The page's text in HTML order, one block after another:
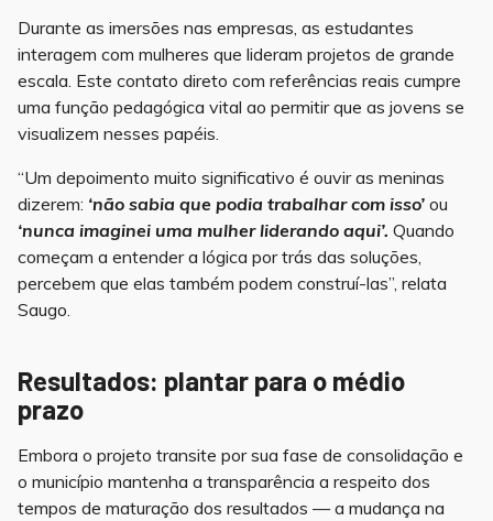
Durante as imersões nas empresas, as estudantes
interagem com mulheres que lideram projetos de grande
escala. Este contato direto com referências reais cumpre
uma função pedagógica vital ao permitir que as jovens se
visualizem nesses papéis.
“Um depoimento muito significativo é ouvir as meninas
dizerem: ‘não sabia que podia trabalhar com isso’ ou
‘nunca imaginei uma mulher liderando aqui’. Quando
começam a entender a lógica por trás das soluções,
percebem que elas também podem construí-las”, relata
Saugo.
Resultados: plantar para o médio
prazo
Embora o projeto transite por sua fase de consolidação e
o município mantenha a transparência a respeito dos
tempos de maturação dos resultados — a mudança na